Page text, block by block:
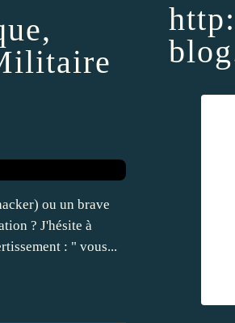
ou un brave
? J'hésite à
: " vous...